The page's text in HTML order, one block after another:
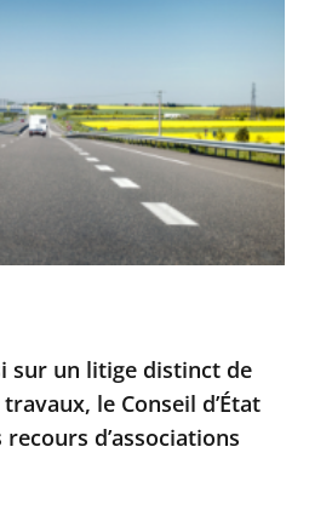
sur un litige distinct de
le Conseil d’État
d’associations